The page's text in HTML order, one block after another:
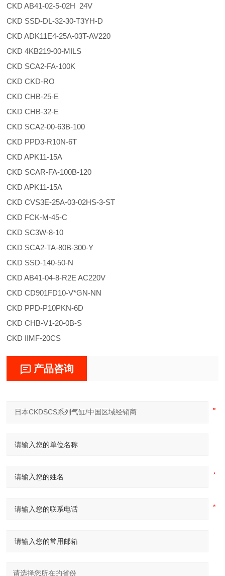
CKD AB41-02-5-02H 24V
CKD SSD-DL-32-30-T3YH-D
CKD ADK11E4-25A-03T-AV220
CKD 4KB219-00-MILS
CKD SCA2-FA-100K
CKD CKD-RO
CKD CHB-25-E
CKD CHB-32-E
CKD SCA2-00-63B-100
CKD PPD3-R10N-6T
CKD APK11-15A
CKD SCAR-FA-100B-120
CKD APK11-15A
CKD CVS3E-25A-03-02HS-3-ST
CKD FCK-M-45-C
CKD SC3W-8-10
CKD SCA2-TA-80B-300-Y
CKD SSD-140-50-N
CKD AB41-04-8-R2E AC220V
CKD CD901FD10-V*GN-NN
CKD PPD-P10PKN-6D
CKD CHB-V1-20-0B-S
CKD IIMF-20CS
产品咨询